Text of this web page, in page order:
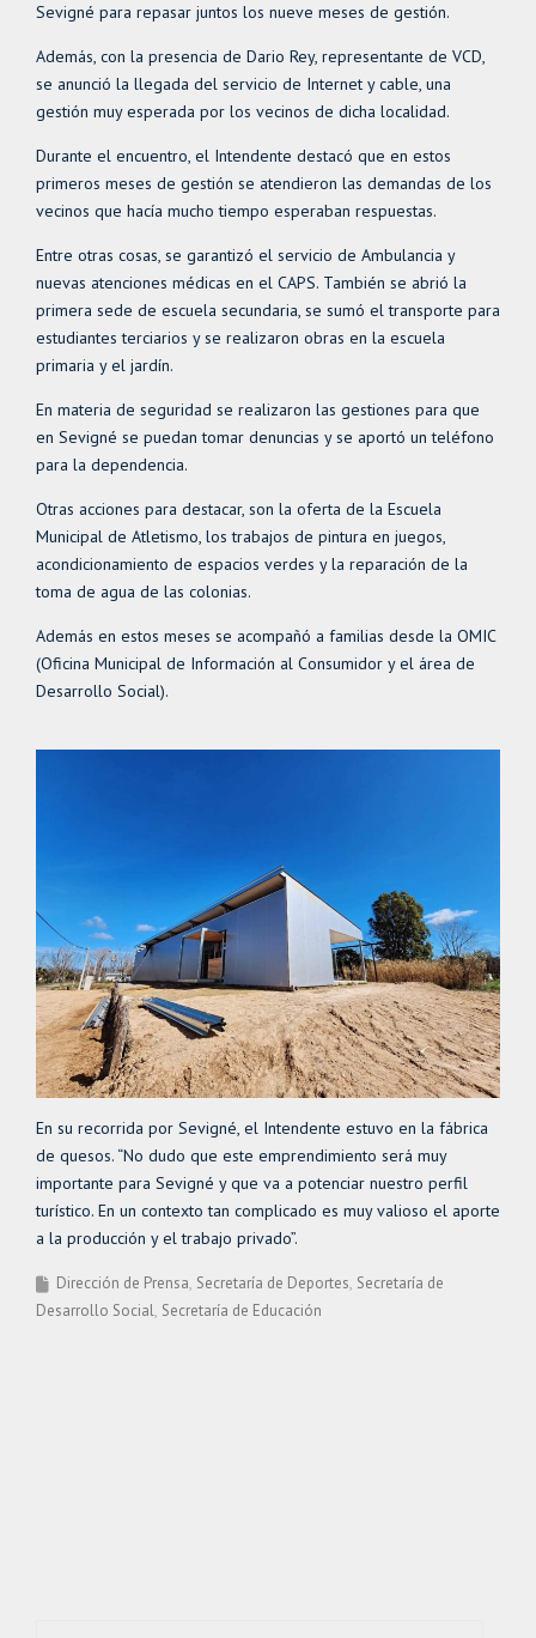
Sevigné para repasar juntos los nueve meses de gestión.
Además, con la presencia de Dario Rey, representante de VCD,
se anunció la llegada del servicio de Internet y cable, una
gestión muy esperada por los vecinos de dicha localidad.
Durante el encuentro, el Intendente destacó que en estos
primeros meses de gestión se atendieron las demandas de los
vecinos que hacía mucho tiempo esperaban respuestas.
Entre otras cosas, se garantizó el servicio de Ambulancia y
nuevas atenciones médicas en el CAPS. También se abrió la
primera sede de escuela secundaria, se sumó el transporte para
estudiantes terciarios y se realizaron obras en la escuela
primaria y el jardín.
En materia de seguridad se realizaron las gestiones para que
en Sevigné se puedan tomar denuncias y se aportó un teléfono
para la dependencia.
Otras acciones para destacar, son la oferta de la Escuela
Municipal de Atletismo, los trabajos de pintura en juegos,
acondicionamiento de espacios verdes y la reparación de la
toma de agua de las colonias.
Además en estos meses se acompañó a familias desde la OMIC
(Oficina Municipal de Información al Consumidor y el área de
Desarrollo Social).
En su recorrida por Sevigné, el Intendente estuvo en la fábrica
de quesos. “No dudo que este emprendimiento será muy
importante para Sevigné y que va a potenciar nuestro perfil
turístico. En un contexto tan complicado es muy valioso el aporte
a la producción y el trabajo privado”.
Dirección de Prensa Secretaría de Deportes Secretaría de
Desarrollo Social Secretaría de Educación